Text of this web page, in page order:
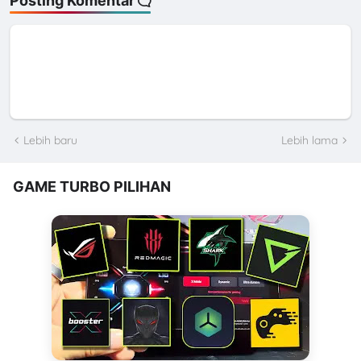
Lebih baru Lebih lama
GAME TURBO PILIHAN